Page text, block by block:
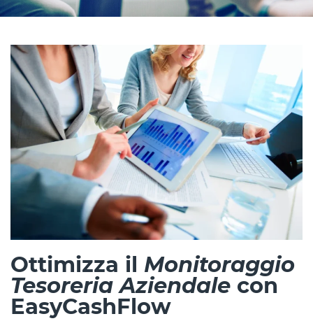
Ottimizza il Monitoraggio
Tesoreria Aziendale con
EasyCashFlow